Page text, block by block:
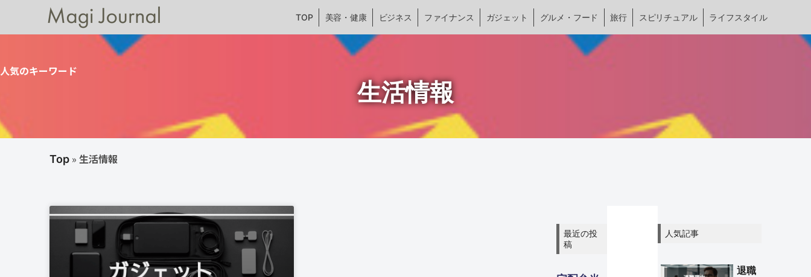
TOP 美容・健康 ビジネス ファイナンス ガジェット グルメ・フード 旅行 スピリチュアル ライフスタイル
人気のキーワード
生活情報
Top » 生活情報
最近の投
稿
人気記事
退職